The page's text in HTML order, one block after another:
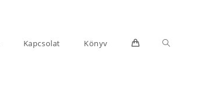
Kapcsolat Könyv Toggle